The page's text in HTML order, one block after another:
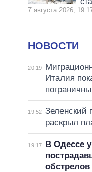
7 августа 2026,
НОВОСТИ
20:19
Италия
19:52
раскрыл
19:17
В Одессе